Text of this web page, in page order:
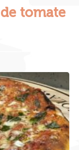
tomate